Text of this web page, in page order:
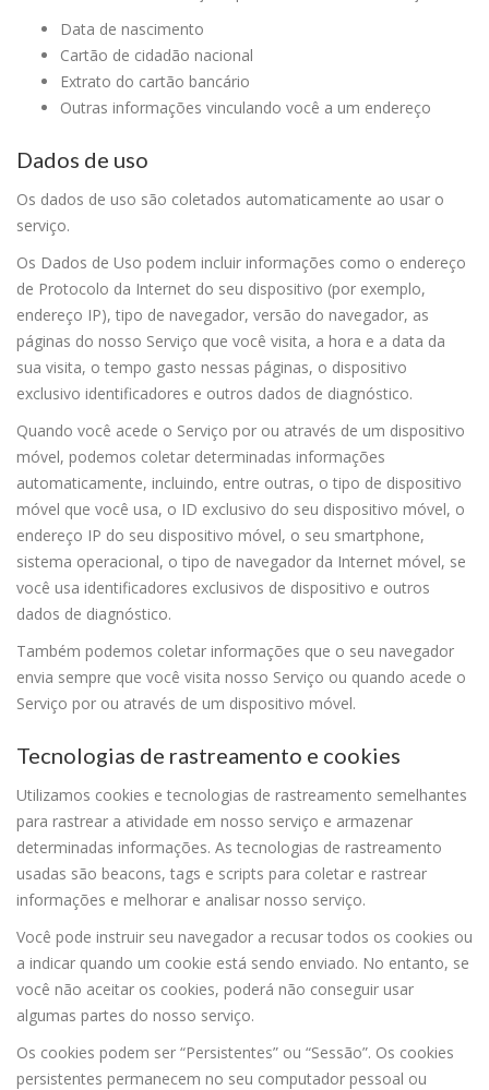
Data de nascimento
Cartão de cidadão nacional
Extrato do cartão bancário
Outras informações vinculando você a um endereço
Dados de uso
Os dados de uso são coletados automaticamente ao usar o
serviço.
Os Dados de Uso podem incluir informações como o endereço
de Protocolo da Internet do seu dispositivo (por exemplo,
endereço IP), tipo de navegador, versão do navegador, as
páginas do nosso Serviço que você visita, a hora e a data da
sua visita, o tempo gasto nessas páginas, o dispositivo
exclusivo identificadores e outros dados de diagnóstico.
Quando você acede o Serviço por ou através de um dispositivo
móvel, podemos coletar determinadas informações
automaticamente, incluindo, entre outras, o tipo de dispositivo
móvel que você usa, o ID exclusivo do seu dispositivo móvel, o
endereço IP do seu dispositivo móvel, o seu smartphone,
sistema operacional, o tipo de navegador da Internet móvel, se
você usa identificadores exclusivos de dispositivo e outros
dados de diagnóstico.
Também podemos coletar informações que o seu navegador
envia sempre que você visita nosso Serviço ou quando acede o
Serviço por ou através de um dispositivo móvel.
Tecnologias de rastreamento e cookies
Utilizamos cookies e tecnologias de rastreamento semelhantes
para rastrear a atividade em nosso serviço e armazenar
determinadas informações. As tecnologias de rastreamento
usadas são beacons, tags e scripts para coletar e rastrear
informações e melhorar e analisar nosso serviço.
Você pode instruir seu navegador a recusar todos os cookies ou
a indicar quando um cookie está sendo enviado. No entanto, se
você não aceitar os cookies, poderá não conseguir usar
algumas partes do nosso serviço.
Os cookies podem ser “Persistentes” ou “Sessão”. Os cookies
persistentes permanecem no seu computador pessoal ou